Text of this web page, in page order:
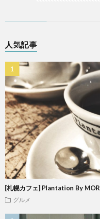
人気記事
[札幌カフェ] Plantation By
グルメ